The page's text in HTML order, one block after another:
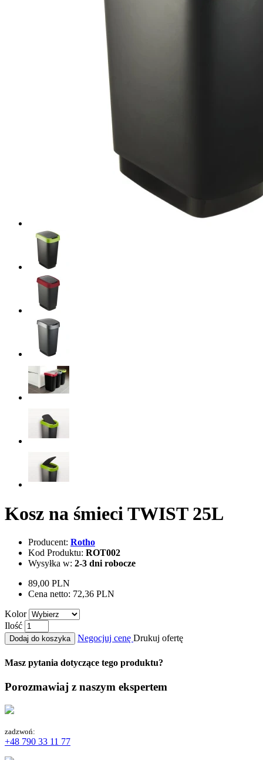
Kosz na śmieci TWIST 25L
Producent: Rotho
Kod Produktu: ROT002
Wysyłka w: 2-3 dni robocze
89,00 PLN
Cena netto: 72,36 PLN
Kolor
Ilość
Dodaj do koszyka Negocjuj cenę Drukuj ofertę
Masz pytania dotyczące tego produktu?
Porozmawiaj z naszym ekspertem
zadzwoń:
+48 790 33 11 77